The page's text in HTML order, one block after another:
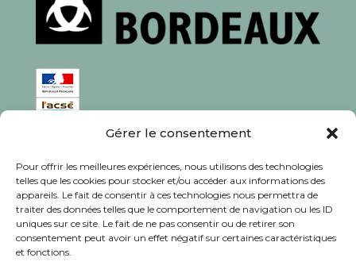
Gérer le consentement
Pour offrir les meilleures expériences, nous utilisons des technologies
telles que les cookies pour stocker et/ou accéder aux informations des
appareils. Le fait de consentir à ces technologies nous permettra de
traiter des données telles que le comportement de navigation ou les ID
uniques sur ce site. Le fait de ne pas consentir ou de retirer son
consentement peut avoir un effet négatif sur certaines caractéristiques
et fonctions.
Rédaction, photos et corrections : habitants et
associations du quartier